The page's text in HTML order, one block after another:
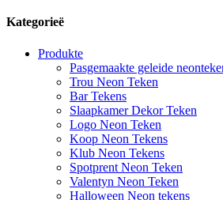
Kategorieë
Produkte
Pasgemaakte geleide
Trou Neon Teken
Bar Tekens
Slaapkamer Dekor Teken
Logo Neon Teken
Koop Neon Tekens
Klub Neon Tekens
Spotprent Neon Teken
Valentyn Neon Teken
Halloween Neon tekens